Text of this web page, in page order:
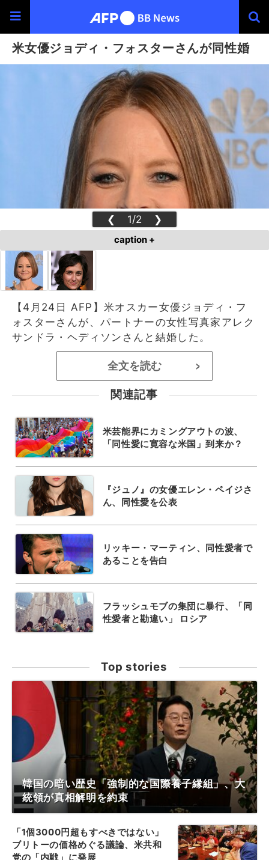
米女優ジョディ・フォスターさんが同性婚
❮ 1/2 ❯
caption +
【4月24日 AFP】米オスカー女優ジョディ・フ
ォスターさんが、パートナーの女性写真家アレク
サンドラ・ヘディソンさんと結婚した。
全文を読む >
関連記事
米芸能界にカミングアウトの波、
「同性愛に寛容な米国」到来か？
『ジュノ』の女優エレン・ペイジさ
ん、同性愛を公表
リッキー・マーティン、同性愛者で
あることを告白
フラッシュモブの集団に暴行、「同
性愛者と勘違い」 ロシア
Top stories
韓国の暗い歴史「強制的な国際養子縁組」、大
統領が真相解明を約束
「1個3000円超もすべきではない」
ブリトーの価格めぐる議論、米共和
党の「内戦」に発展